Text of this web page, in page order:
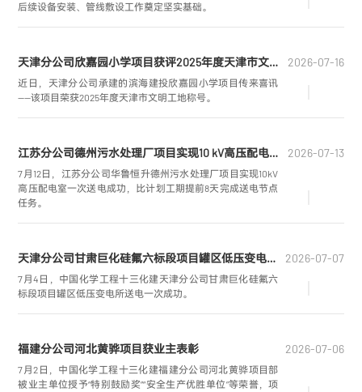
后续设备安装、管线敷设工作奠定坚实基础。
天津分公司欣嘉园小学项目获评2025年度天津市文明工地 2026-07-16
近日，天津分公司承建的滨海建投欣嘉园小学项目传来喜讯
——该项目荣获2025年度天津市文明工地称号。
江苏分公司德州污水处理厂项目实现10 kV高压配电室一次送电成功 2026-07-13
7月12日，江苏分公司华鲁恒升德州污水处理厂项目实现10kV
高压配电室一次送电成功，比计划工期提前8天完成送电节点
任务。
天津分公司甘肃巨化硅氟六标段项目罐区低压变电所送电一次成功 2026-07-07
7月4日，中国化学工程十三化建天津分公司甘肃巨化硅氟六
标段项目罐区低压变电所送电一次成功。
福建分公司河北黄骅项目获业主表彰 2026-07-06
7月2日，中国化学工程十三化建福建分公司河北黄骅项目部
被业主单位授予“特别鼓励奖”“安全生产优胜单位”等荣誉，项